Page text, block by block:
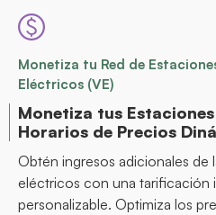
Monetiza tu Red de
Eléctricos (VE)
Monetiza tus
Horarios de Precios
Obtén ingresos adicionales de
eléctricos con una tarificación
personalizable. Optimiza los